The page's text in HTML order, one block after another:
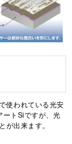
使われている光安
ートSiですが、光
が出来ます。